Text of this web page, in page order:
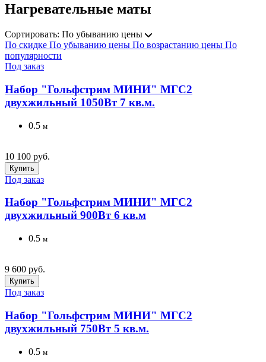
Нагревательные маты
Сортировать: По убыванию цены
По скидке По убыванию цены По возрастанию цены По
популярности
Под заказ
Набор "Гольфстрим МИНИ" МГС2
двухжильный 1050Вт 7 кв.м.
0.5 м
10 100 руб.
Купить
Под заказ
Набор "Гольфстрим МИНИ" МГС2
двухжильный 900Вт 6 кв.м
0.5 м
9 600 руб.
Купить
Под заказ
Набор "Гольфстрим МИНИ" МГС2
двухжильный 750Вт 5 кв.м.
0.5 м